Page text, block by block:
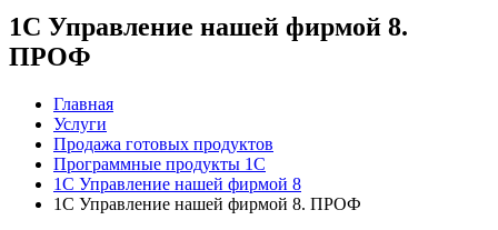
1С Управление нашей фирмой 8.
ПРОФ
Главная
Услуги
Продажа готовых продуктов
Программные продукты 1С
1С Управление нашей фирмой 8
1С Управление нашей фирмой 8. ПРОФ